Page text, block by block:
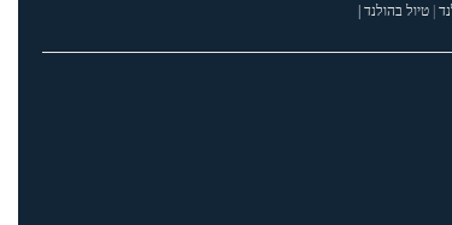
| טיול בהולנד |